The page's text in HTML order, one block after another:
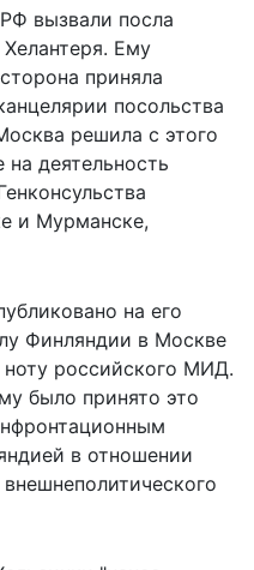
вызвали посла
Ему
приняла
посольства
решила с этого
на деятельность
и Мурманске,
на его
Финляндии в Москве
российского МИД.
было принято это
в отношении